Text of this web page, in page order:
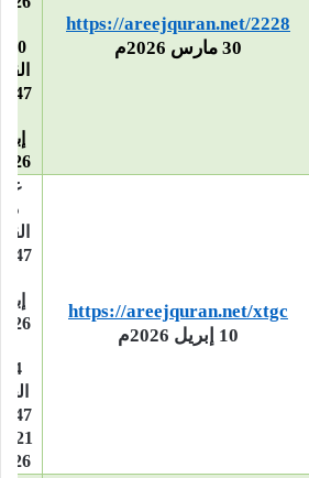
https://areejquran.net/2228
30 مارس 2026م
https://areejquran.net/xtgc
10 إبريل 2026م